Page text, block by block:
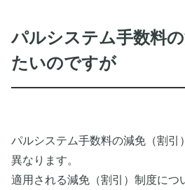
パルシステム手数料
たいのですが
パルシステム手数料の減免（割引
異なります。
適用される減免（割引）制度につ